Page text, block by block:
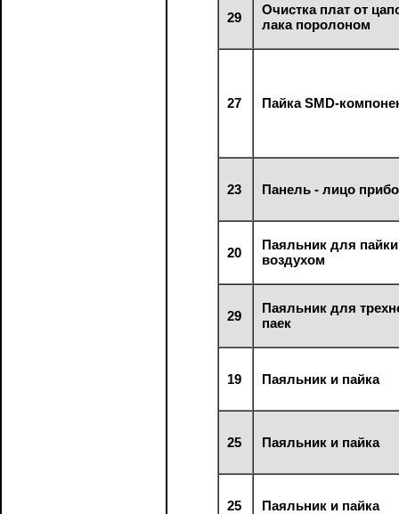
29
Очистка плат от
лака поролоном
27 Пайка SMD-
23 Панель - лицо
20
Паяльник для пайки
воздухом
29
Паяльник для
паек
19 Паяльник и пайка
25 Паяльник и пайка
25 Паяльник и пайка